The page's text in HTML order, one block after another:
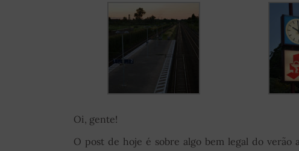
Oi, gente!
O post de hoje é sobre algo bem legal do verão